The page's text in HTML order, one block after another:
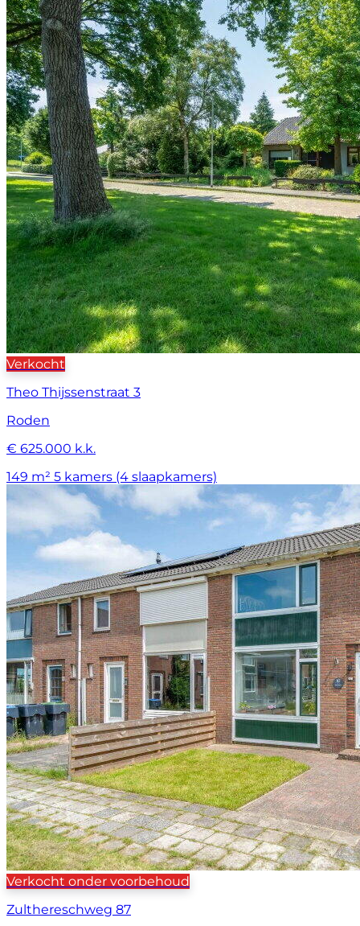
Verkocht
Theo Thijssenstraat 3
Roden
€ 625.000 k.k.
149 m² 5 kamers (4 slaapkamers)
Verkocht onder voorbehoud
Zulthereschweg 87